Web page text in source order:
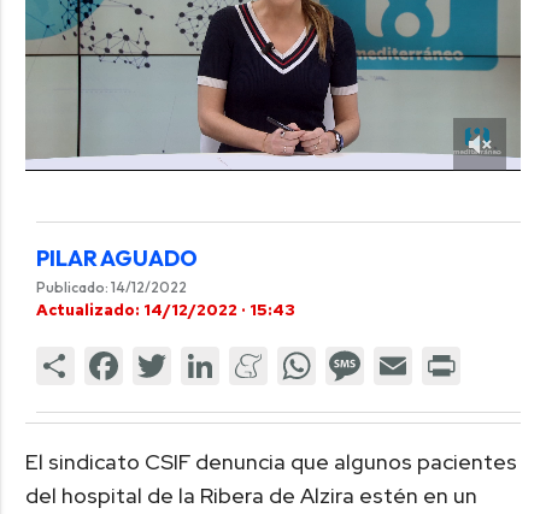
PILAR AGUADO
Publicado: 14/12/2022
Actualizado: 14/12/2022 · 15:43
El sindicato CSIF denuncia que algunos pacientes
del hospital de la Ribera de Alzira estén en un